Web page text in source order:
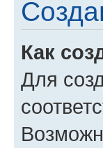
Как
Для